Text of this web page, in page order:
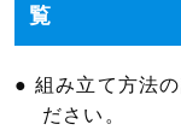
覧
● 組み立て方法
ださい。